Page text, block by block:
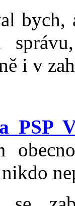
bych,
i v
PSP
nikdo